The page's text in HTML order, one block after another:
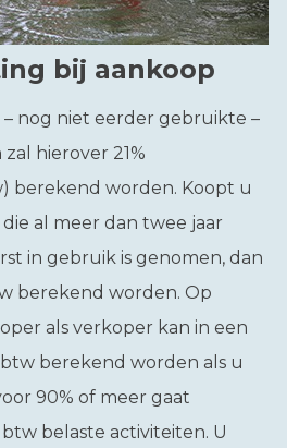
bij aankoop
nog niet eerder gebruikte –
hierover 21%
berekend worden. Koopt u
al meer dan twee jaar
in gebruik is genomen, dan
berekend worden. Op
als verkoper kan in een
berekend worden als u
90% of meer gaat
belaste activiteiten. U